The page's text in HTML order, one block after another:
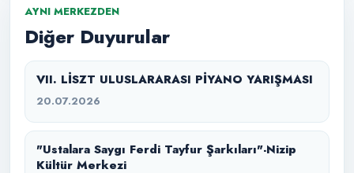
AYNI MERKEZDEN
Diğer Duyurular
VII. LİSZT ULUSLARARASI PİYANO YARIŞMASI
20.07.2026
"Ustalara Saygı Ferdi Tayfur Şarkıları"-Nizip
Kültür Merkezi